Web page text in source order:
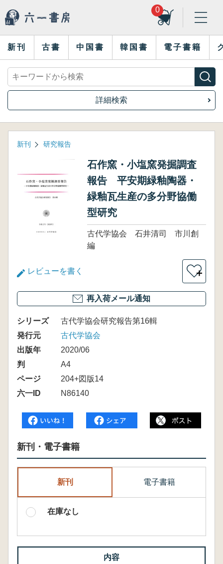
0
新刊 古書 中国書 韓国書 電子書籍
詳細検索
新刊 研究報告
石作窯・小塩窯発掘調査
報告 平安期緑釉陶器・
緑釉瓦生産の多分野協働
型研究
古代学協会 石井清司 市川創
編
レビューを書く ＋
再入荷メール通知
シリーズ
古代学協会研究報告第16輯
発行元
古代学協会
出版年
2020/06
判
A4
ページ
204+図版14
六一ID
N86140
新刊・電子書籍
新刊 電子書籍
在庫なし
内容